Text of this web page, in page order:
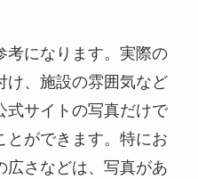
考になります。実際の
け、施設の雰囲気など
式サイトの写真だけで
とができます。特にお
広さなどは、写真があ